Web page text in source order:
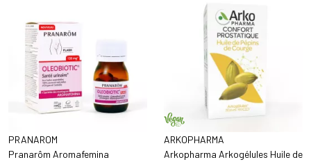
Des compléments alimentaires peuvent accompagner ces
déséquilibres et contribuer à soutenir le confort urinaire et
intime, en complément d’une hygiène de vie adaptée.
PRANAROM
Pranarôm Aromafemina
ARKOPHARMA
Arkopharma Arkogélules Huile de